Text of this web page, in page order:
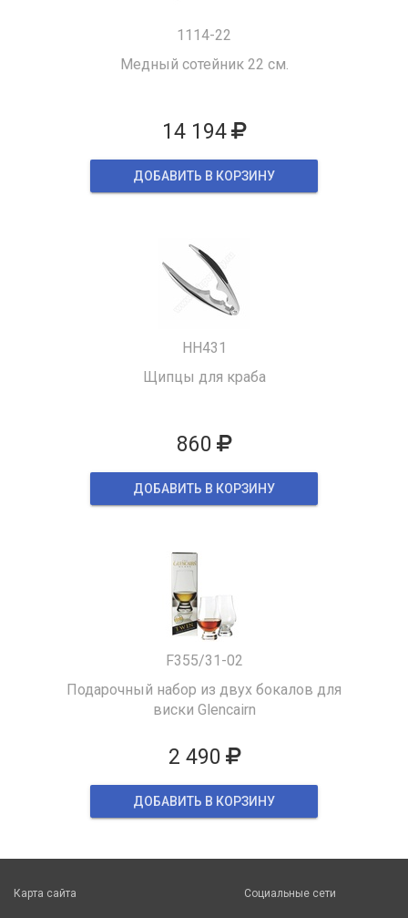
1114-22
Медный сотейник 22 см.
14 194
ДОБАВИТЬ В КОРЗИНУ
HH431
Щипцы для краба
860
ДОБАВИТЬ В КОРЗИНУ
F355/31-02
Подарочный набор из двух бокалов для
виски Glencairn
2 490
ДОБАВИТЬ В КОРЗИНУ
Карта сайта Социальные сети